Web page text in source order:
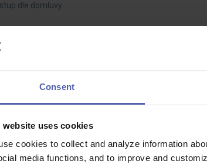
Consent
website uses cookies
cookies to collect and analyze information
media functions, and to improve and
dle domluvy.
30 500 - 35
складу (ч/ж). Якщо ви готові навчатися та
компанії та можливості професійного зростання.